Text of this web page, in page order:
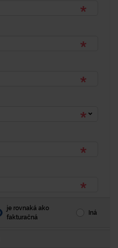
je rovnaká ako
fakturačná
Iná